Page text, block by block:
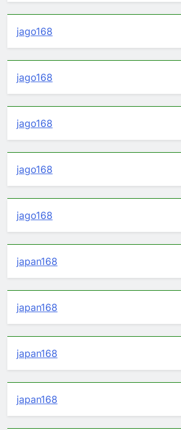
jago168
jago168
jago168
jago168
jago168
japan168
japan168
japan168
japan168